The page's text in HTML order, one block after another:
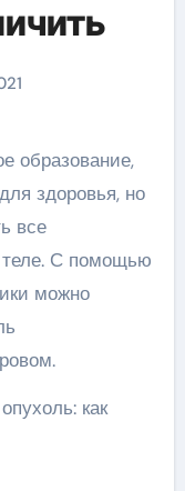
здоровья, но
все
теле. С помощью
можно